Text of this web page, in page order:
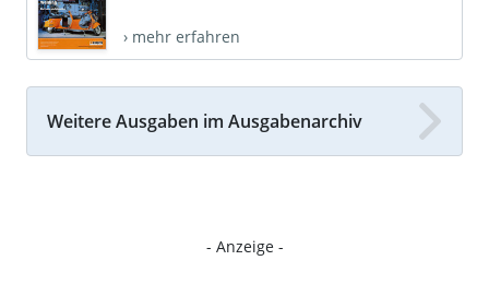
› mehr erfahren
Weitere Ausgaben im Ausgabenarchiv
- Anzeige -